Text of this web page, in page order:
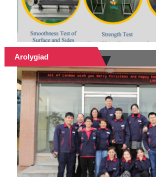
Arolygiad